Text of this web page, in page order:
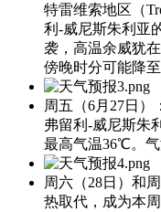
特雷维索地区（
利-威尼斯朱利亚
袭，高温余威犹
傍晚时分可能降
周五（6月27日）
弗留利-威尼斯朱
最高气温36℃。
周六（28日）和
热取代，成为本